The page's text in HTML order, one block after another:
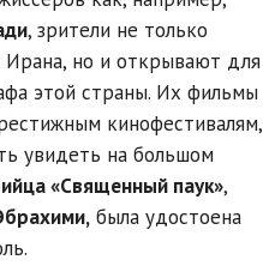
, зрители не только
но и открывают для
этой страны. Их фильмы
кинофестивалям,
увидеть на большом
«Священный паук»,
была удостоена